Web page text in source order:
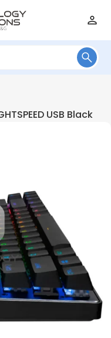
USB Black